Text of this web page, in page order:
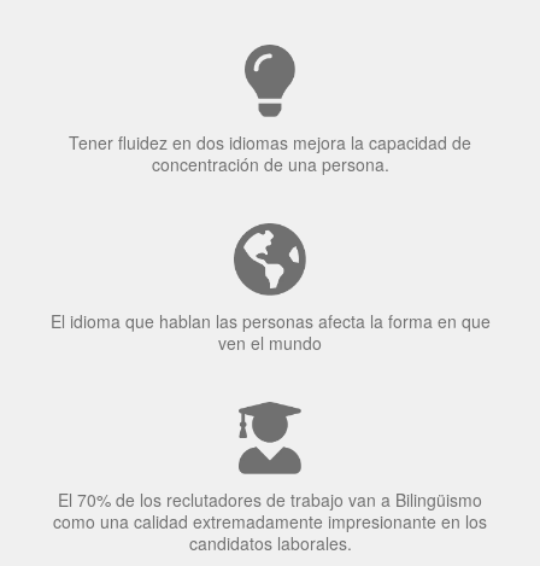
Tener fluidez en dos idiomas mejora la capacidad de
concentración de una persona.
El idioma que hablan las personas afecta la forma en que
ven el mundo
El 70% de los reclutadores de trabajo van a Bilingüismo
como una calidad extremadamente impresionante en los
candidatos laborales.